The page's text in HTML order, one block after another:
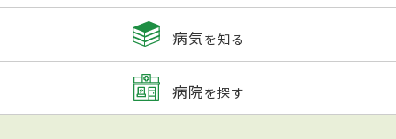
病気を知る
病院を探す